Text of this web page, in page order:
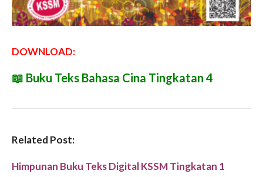
DOWNLOAD:
📖 Buku Teks Bahasa Cina Tingkatan 4
Related Post:
Himpunan Buku Teks Digital KSSM Tingkatan 1